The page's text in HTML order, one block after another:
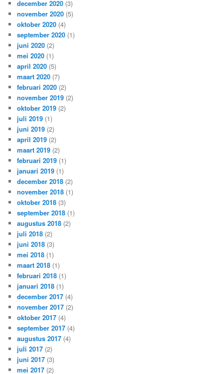
december 2020 (3)
november 2020 (5)
oktober 2020 (4)
september 2020 (1)
juni 2020 (2)
mei 2020 (1)
april 2020 (5)
maart 2020 (7)
februari 2020 (2)
november 2019 (2)
oktober 2019 (2)
juli 2019 (1)
juni 2019 (2)
april 2019 (2)
maart 2019 (2)
februari 2019 (1)
januari 2019 (1)
december 2018 (2)
november 2018 (1)
oktober 2018 (3)
september 2018 (1)
augustus 2018 (2)
juli 2018 (2)
juni 2018 (3)
mei 2018 (1)
maart 2018 (1)
februari 2018 (1)
januari 2018 (1)
december 2017 (4)
november 2017 (2)
oktober 2017 (4)
september 2017 (4)
augustus 2017 (4)
juli 2017 (2)
juni 2017 (3)
mei 2017 (2)